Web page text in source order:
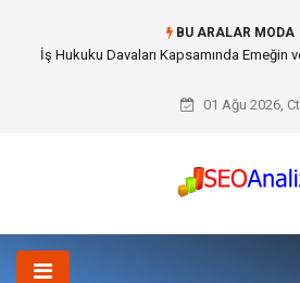
BU ARALAR MODA
Best Security Software (En İyi Güvenlik
01 Ağu 2026,